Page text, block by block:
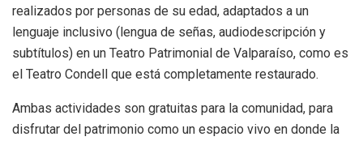
realizados por personas de su edad, adaptados a un
lenguaje inclusivo (lengua de señas, audiodescripción y
subtítulos) en un Teatro Patrimonial de Valparaíso, como es
el Teatro Condell que está completamente restaurado.
Ambas actividades son gratuitas para la comunidad, para
disfrutar del patrimonio como un espacio vivo en donde la